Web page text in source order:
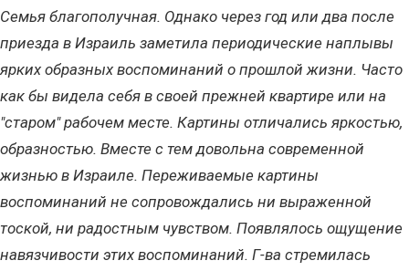
Семья благополучная. Однако через год или два после
приезда в Израиль заметила периодические наплывы
ярких образных воспоминаний о прошлой жизни. Часто
как бы видела себя в своей прежней квартире или на
"старом" рабочем месте. Картины отличались яркостью,
образностью. Вместе с тем довольна современной
жизнью в Израиле. Переживаемые картины
воспоминаний не сопровождались ни выраженной
тоской, ни радостным чувством. Появлялось ощущение
навязчивости этих воспоминаний. Г-ва стремилась